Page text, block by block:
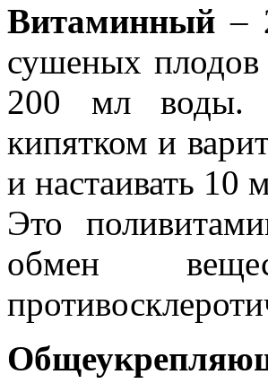
Витаминный –
сушеных
200 мл воды.
кипятком и
и настаивать 10
Это
обмен